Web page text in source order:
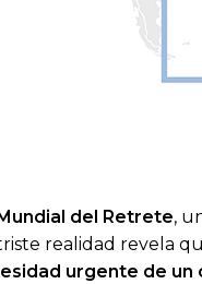
del Retrete,
realidad revela
urgente de un